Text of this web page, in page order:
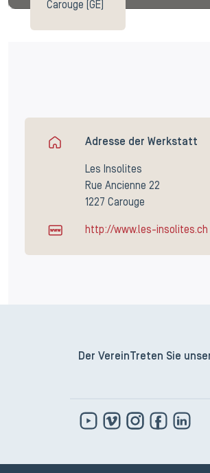
Carouge (GE)
Adresse der Werkstatt
Les Insolites
Rue Ancienne 22
1227 Carouge
http://www.les-insolites.ch
Der Verein Treten Sie